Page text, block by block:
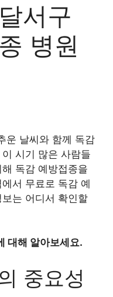
서구
병원
운 날씨와 함께 독감
시기 많은 사람들
독감 예방접종을
서 무료로 독감 예
는 어디서 확인할
대해 알아보세요.
중요성